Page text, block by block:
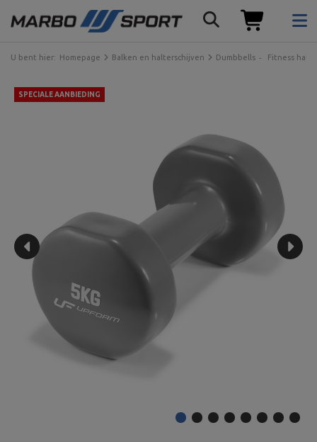
U bent hier: Homepage Balken en halterschijven Dumbbells Fitness
SPECIALE AANBIEDING